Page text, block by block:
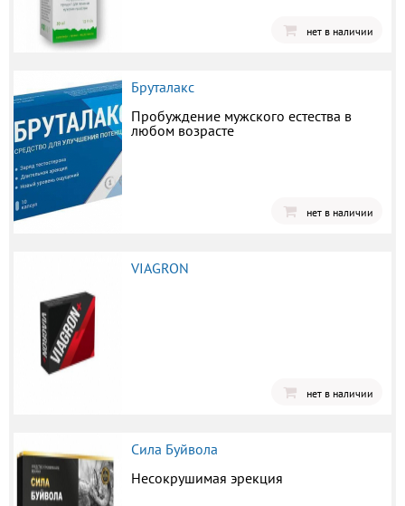
нет в наличии
Бруталакс
Пробуждение мужского естества в
любом возрасте
нет в наличии
VIAGRON
нет в наличии
Сила Буйвола
Несокрушимая эрекция